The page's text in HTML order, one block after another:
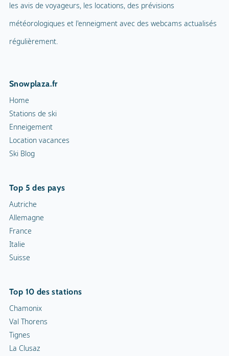
les avis de voyageurs, les locations, des prévisions
météorologiques et l'enneigment avec des webcams actualisés
régulièrement.
Snowplaza.fr
Home
Stations de ski
Enneigement
Location vacances
Ski Blog
Top 5 des pays
Autriche
Allemagne
France
Italie
Suisse
Top 10 des stations
Chamonix
Val Thorens
Tignes
La Clusaz